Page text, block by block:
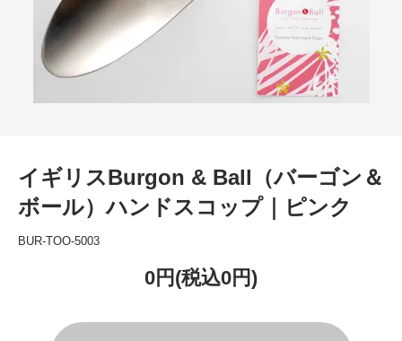
イギリスBurgon & Ball（バーゴン＆
ボール）ハンドスコップ｜ピンク
BUR-TOO-5003
0円(税込0円)